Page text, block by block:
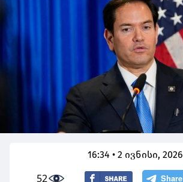
16:34 • 2 ივნისი, 2026
52